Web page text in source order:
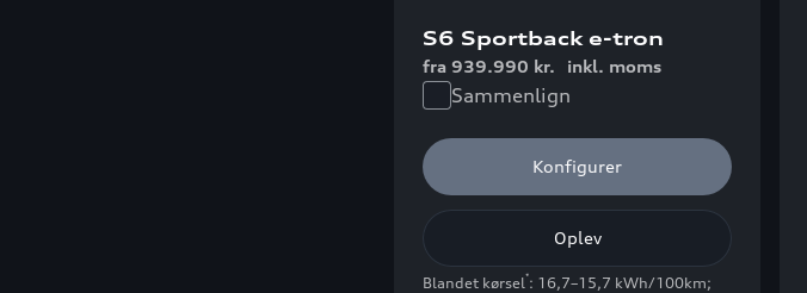
S6 Sportback e-tron
fra 939.990 kr. inkl. moms
Sammenlign
Konfigurer
Oplev
Blandet kørsel*: 16,7–15,7 kWh/100km;